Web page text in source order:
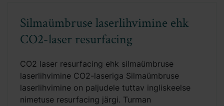
Silmaümbruse laserlihvimine ehk
CO2-laser resurfacing
CO2 laser resurfacing ehk silmaümbruse
laserlihvimine CO2-laseriga Silmaümbruse
laserlihvimine on paljudele tuttav ingliskeelse
nimetuse resurfacing järgi. Turman